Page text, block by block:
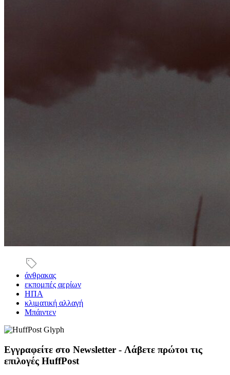
άνθρακας
εκπομπές αερίων
ΗΠΑ
κλιματική αλλαγή
Μπάιντεν
Εγγραφείτε στο Newsletter - Λάβετε πρώτοι τις
επιλογές HuffPost